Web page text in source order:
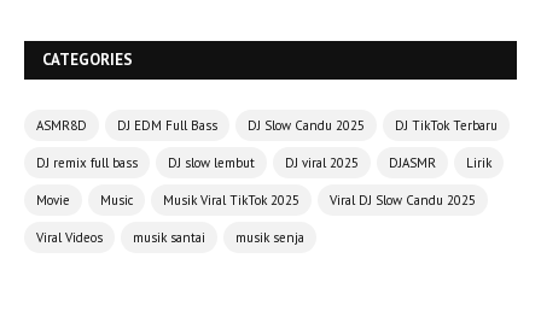
CATEGORIES
ASMR8D DJ EDM Full Bass DJ Slow Candu 2025 DJ TikTok Terbaru
DJ remix full bass DJ slow lembut DJ viral 2025 DJASMR Lirik
Movie Music Musik Viral TikTok 2025 Viral DJ Slow Candu 2025
Viral Videos musik santai musik senja